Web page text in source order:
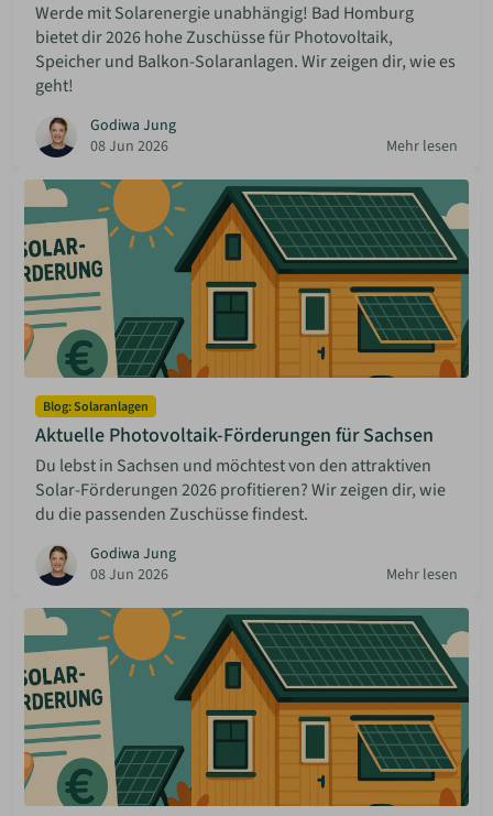
Werde mit Solarenergie unabhängig! Bad Homburg
bietet dir 2026 hohe Zuschüsse für Photovoltaik,
Speicher und Balkon-Solaranlagen. Wir zeigen dir, wie es
geht!
Godiwa Jung
08 Jun 2026
Mehr lesen
Blog: Solaranlagen
Aktuelle Photovoltaik-Förderungen für Sachsen
Du lebst in Sachsen und möchtest von den attraktiven
Solar-Förderungen 2026 profitieren? Wir zeigen dir, wie
du die passenden Zuschüsse findest.
Godiwa Jung
08 Jun 2026
Mehr lesen